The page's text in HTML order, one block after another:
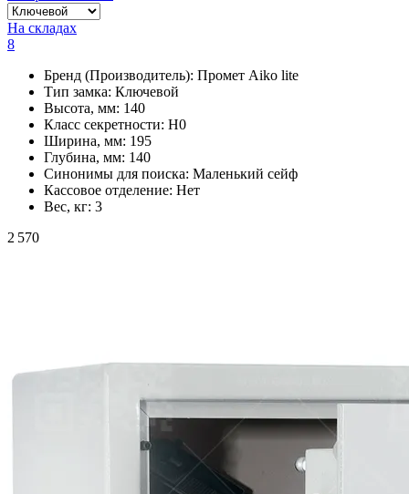
На складах
8
Бренд (Производитель): Промет Aiko lite
Тип замка: Ключевой
Высота, мм: 140
Класс секретности: H0
Ширина, мм: 195
Глубина, мм: 140
Синонимы для поиска: Маленький сейф
Кассовое отделение: Нет
Вес, кг: 3
2 570